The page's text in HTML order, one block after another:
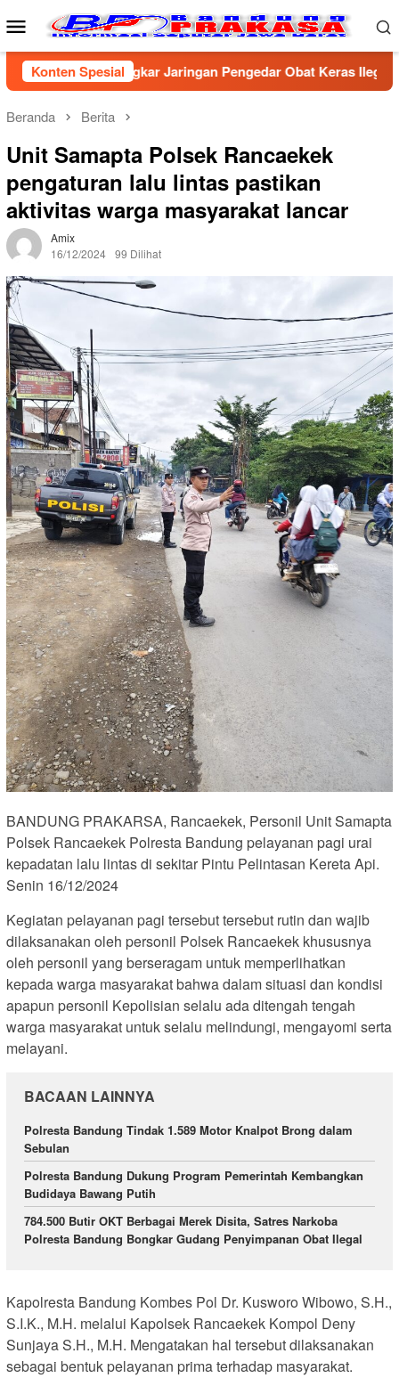
ke
Menu
Mobile
Konten Spesial
Bongkar Jaringan Pengedar Obat Keras Ilegal, Dua
Beranda Berita
Unit Samapta Polsek Rancaekek
pengaturan lalu lintas pastikan
aktivitas warga masyarakat lancar
Amix
16/12/2024 99 Dilihat
BANDUNG PRAKARSA, Rancaekek, Personil Unit Samapta
Polsek Rancaekek Polresta Bandung pelayanan pagi urai
kepadatan lalu lintas di sekitar Pintu Pelintasan Kereta Api.
Senin 16/12/2024
Kegiatan pelayanan pagi tersebut tersebut rutin dan wajib
dilaksanakan oleh personil Polsek Rancaekek khususnya
oleh personil yang berseragam untuk memperlihatkan
kepada warga masyarakat bahwa dalam situasi dan kondisi
apapun personil Kepolisian selalu ada ditengah tengah
warga masyarakat untuk selalu melindungi, mengayomi serta
melayani.
BACAAN LAINNYA
Polresta Bandung Tindak 1.589 Motor Knalpot Brong dalam
Sebulan
Polresta Bandung Dukung Program Pemerintah Kembangkan
Budidaya Bawang Putih
784.500 Butir OKT Berbagai Merek Disita, Satres Narkoba
Polresta Bandung Bongkar Gudang Penyimpanan Obat Ilegal
Kapolresta Bandung Kombes Pol Dr. Kusworo Wibowo, S.H.,
S.I.K., M.H. melalui Kapolsek Rancaekek Kompol Deny
Sunjaya S.H., M.H. Mengatakan hal tersebut dilaksanakan
sebagai bentuk pelayanan prima terhadap masyarakat.